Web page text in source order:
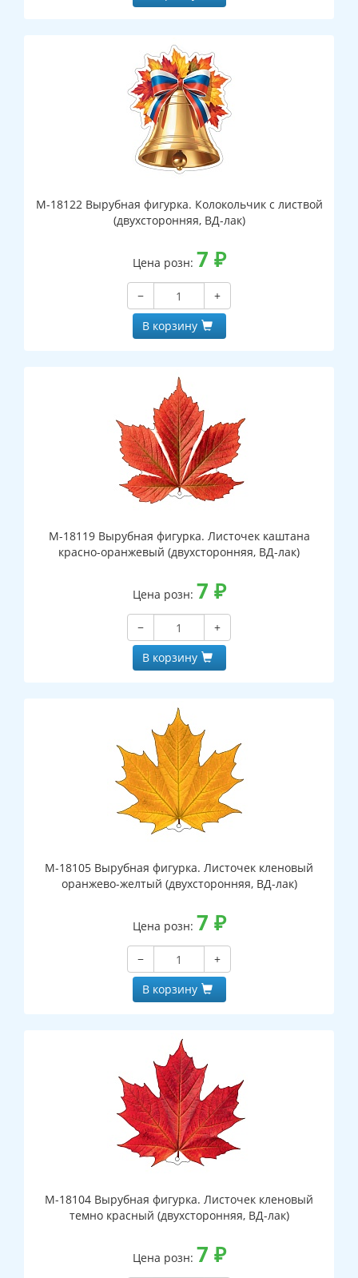
М-18122 Вырубная фигурка. Колокольчик с листвой
(двухсторонняя, ВД-лак)
Цена розн: 7 ₽
−
+
В корзину
М-18119 Вырубная фигурка. Листочек каштана
красно-оранжевый (двухсторонняя, ВД-лак)
Цена розн: 7 ₽
−
+
В корзину
М-18105 Вырубная фигурка. Листочек кленовый
оранжево-желтый (двухсторонняя, ВД-лак)
Цена розн: 7 ₽
−
+
В корзину
М-18104 Вырубная фигурка. Листочек кленовый
темно красный (двухсторонняя, ВД-лак)
Цена розн: 7 ₽